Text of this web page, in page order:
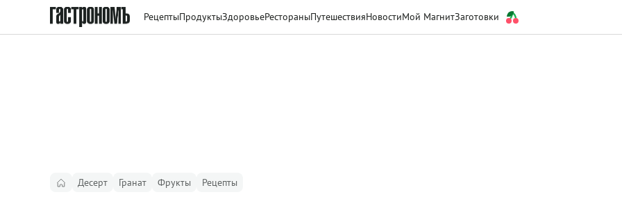
РецептыПродуктыЗдоровьеРестораныПутешествияНовостиМой МагнитЗаготовки
Десерт Гранат Фрукты Рецепты